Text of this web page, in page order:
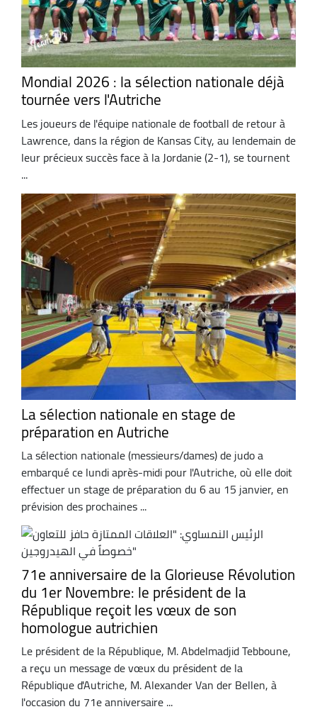
Mondial 2026 : la sélection nationale déjà
tournée vers l'Autriche
Les joueurs de l'équipe nationale de football de retour à
Lawrence, dans la région de Kansas City, au lendemain de
leur précieux succès face à la Jordanie (2-1), se tournent
...
La sélection nationale en stage de
préparation en Autriche
La sélection nationale (messieurs/dames) de judo a
embarqué ce lundi après-midi pour l'Autriche, où elle doit
effectuer un stage de préparation du 6 au 15 janvier, en
prévision des prochaines ...
71e anniversaire de la Glorieuse Révolution
du 1er Novembre: le président de la
République reçoit les vœux de son
homologue autrichien
Le président de la République, M. Abdelmadjid Tebboune,
a reçu un message de vœux du président de la
République d'Autriche, M. Alexander Van der Bellen, à
l'occasion du 71e anniversaire ...